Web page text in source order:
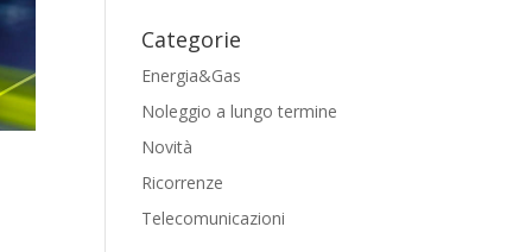
Categorie
Energia&Gas
Noleggio a lungo termine
Novità
Ricorrenze
Telecomunicazioni